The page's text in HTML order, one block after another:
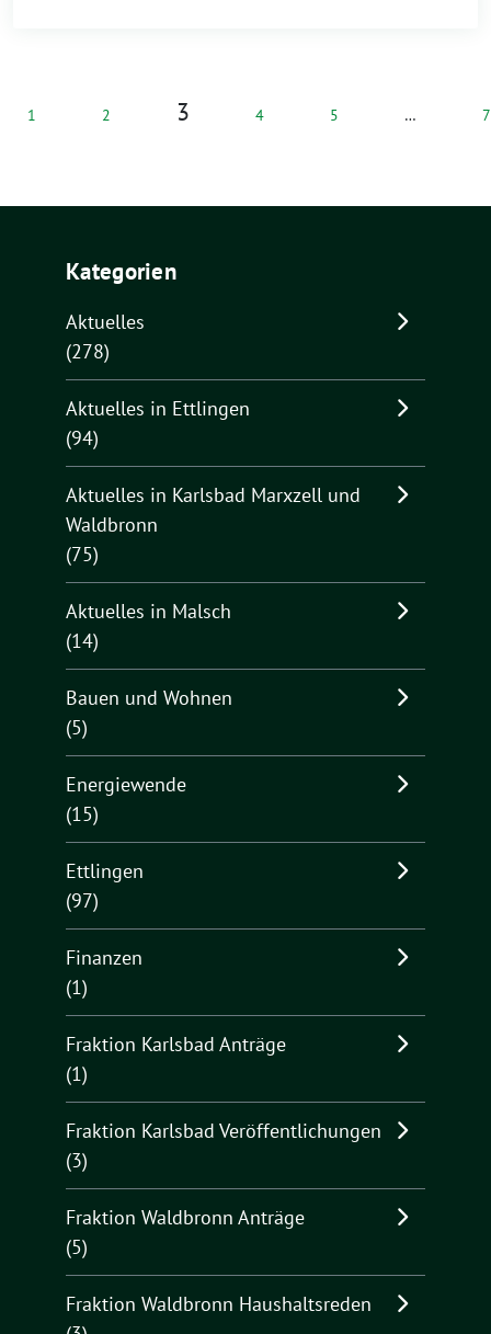
1 2 3 4 5 … 7
Kategorien
Aktuelles
(278)
Aktuelles in Ettlingen
(94)
Aktuelles in Karlsbad Marxzell und
Waldbronn
(75)
Aktuelles in Malsch
(14)
Bauen und Wohnen
(5)
Energiewende
(15)
Ettlingen
(97)
Finanzen
(1)
Fraktion Karlsbad Anträge
(1)
Fraktion Karlsbad Veröffentlichungen
(3)
Fraktion Waldbronn Anträge
(5)
Fraktion Waldbronn Haushaltsreden